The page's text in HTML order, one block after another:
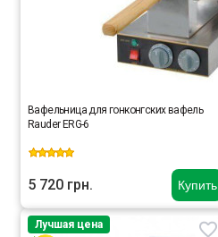
Купить
Вафельница для гонконгских вафель
Rauder ERG-6
5 720 грн.
Лучшая цена